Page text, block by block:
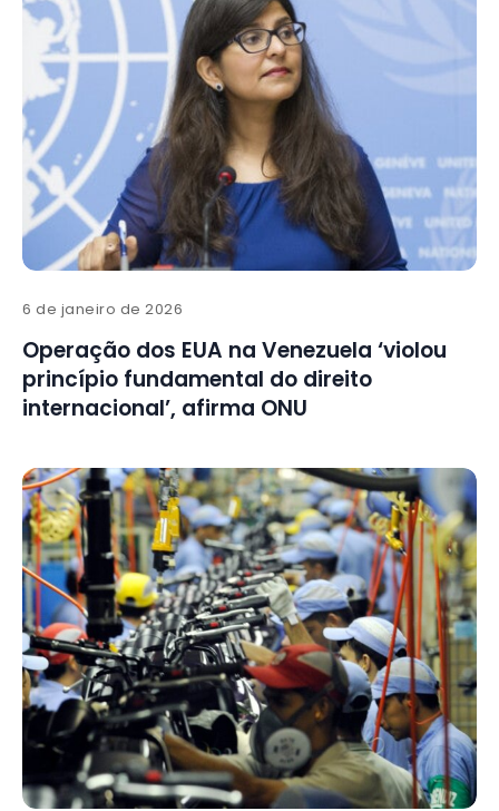
6 de janeiro de 2026
Operação dos EUA na Venezuela ‘violou
princípio fundamental do direito
internacional’, afirma ONU